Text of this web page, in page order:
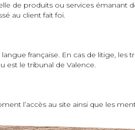
de produits ou services émanant
au client fait foi.
française. En cas de litige, les
est le tribunal de Valence.
l’accès au site ainsi que les